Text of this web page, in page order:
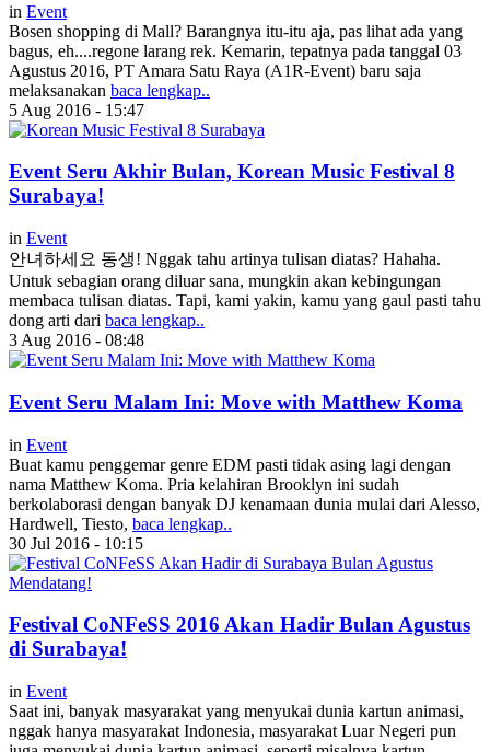
in Event
Bosen shopping di Mall? Barangnya itu-itu aja, pas lihat ada yang
bagus, eh....regone larang rek. Kemarin, tepatnya pada tanggal 03
Agustus 2016, PT Amara Satu Raya (A1R-Event) baru saja
melaksanakan baca lengkap..
5 Aug 2016 - 15:47
Event Seru Akhir Bulan, Korean Music Festival 8
Surabaya!
in Event
안녀하세요 동생! Nggak tahu artinya tulisan diatas? Hahaha.
Untuk sebagian orang diluar sana, mungkin akan kebingungan
membaca tulisan diatas. Tapi, kami yakin, kamu yang gaul pasti tahu
dong arti dari baca lengkap..
3 Aug 2016 - 08:48
Event Seru Malam Ini: Move with Matthew Koma
in Event
Buat kamu penggemar genre EDM pasti tidak asing lagi dengan
nama Matthew Koma. Pria kelahiran Brooklyn ini sudah
berkolaborasi dengan banyak DJ kenamaan dunia mulai dari Alesso,
Hardwell, Tiesto, baca lengkap..
30 Jul 2016 - 10:15
Festival CoNFeSS 2016 Akan Hadir Bulan Agustus
di Surabaya!
in Event
Saat ini, banyak masyarakat yang menyukai dunia kartun animasi,
nggak hanya masyarakat Indonesia, masyarakat Luar Negeri pun